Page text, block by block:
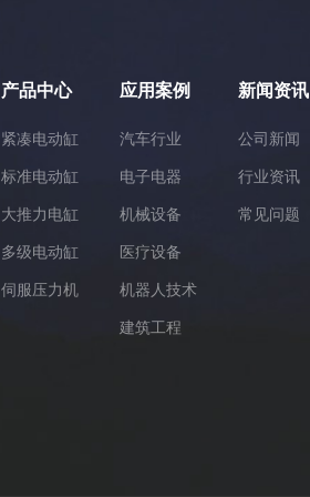
产品中心
紧凑电动缸
标准电动缸
大推力电缸
多级电动缸
伺服压力机
应用案例
汽车行业
电子电器
机械设备
医疗设备
机器人技术
建筑工程
新闻资讯
公司新闻
行业资讯
常见问题